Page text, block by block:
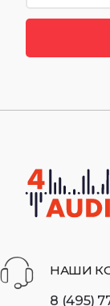
НАШИ
8 (495)